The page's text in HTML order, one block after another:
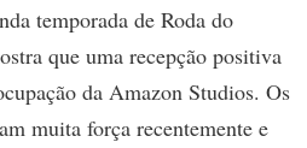
temporada de Roda do
que uma recepção positiva
da Amazon Studios. Os
muita força recentemente e